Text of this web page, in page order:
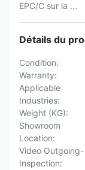
EPC/C sur la ...
Détails du
Condition:
Warranty:
Applicable
Industries:
Weight (KG):
Showroom
Location:
Video Outgoing-
Inspection: